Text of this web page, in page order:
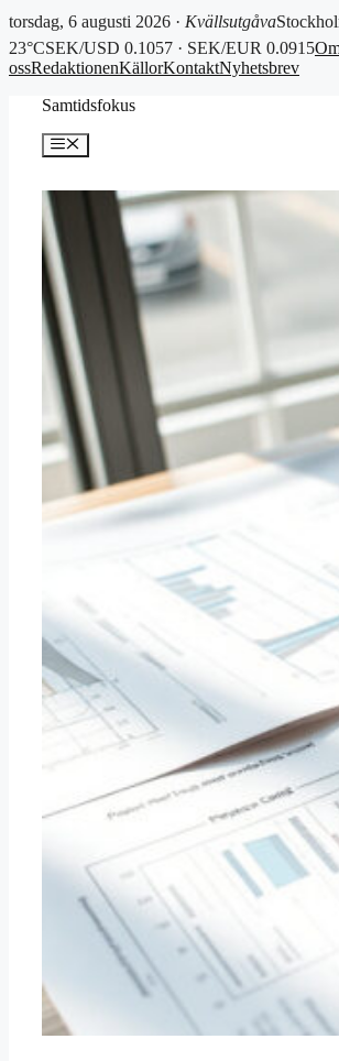
torsdag, 6 augusti 2026 · Kvällsutgåva
23°CSEK/USD 0.1057 · SEK/EUR 0.0915
ossRedaktionenKällorKontaktNyhetsbrev
Samtidsfokus
Meny